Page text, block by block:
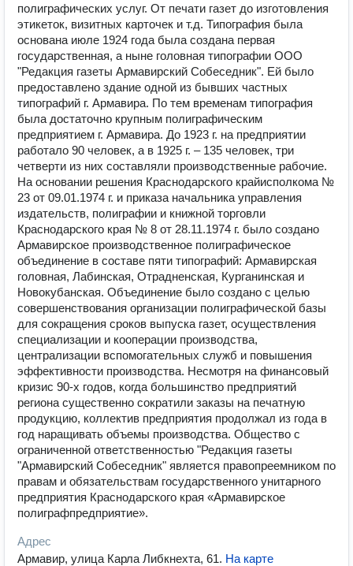
полиграфических услуг. От печати газет до изготовления
этикеток, визитных карточек и т.д. Типография была
основана июле 1924 года была создана первая
государственная, а ныне головная типографии ООО
"Редакция газеты Армавирский Собеседник". Ей было
предоставлено здание одной из бывших частных
типографий г. Армавира. По тем временам типография
была достаточно крупным полиграфическим
предприятием г. Армавира. До 1923 г. на предприятии
работало 90 человек, а в 1925 г. – 135 человек, три
четверти из них составляли производственные рабочие.
На основании решения Краснодарского крайисполкома №
23 от 09.01.1974 г. и приказа начальника управления
издательств, полиграфии и книжной торговли
Краснодарского края № 8 от 28.11.1974 г. было создано
Армавирское производственное полиграфическое
объединение в составе пяти типографий: Армавирская
головная, Лабинская, Отрадненская, Курганинская и
Новокубанская. Объединение было создано с целью
совершенствования организации полиграфической базы
для сокращения сроков выпуска газет, осуществления
специализации и кооперации производства,
централизации вспомогательных служб и повышения
эффективности производства. Несмотря на финансовый
кризис 90-х годов, когда большинство предприятий
региона существенно сократили заказы на печатную
продукцию, коллектив предприятия продолжал из года в
год наращивать объемы производства. Общество с
ограниченной ответственностью "Редакция газеты
"Армавирский Собеседник" является правопреемником по
правам и обязательствам государственного унитарного
предприятия Краснодарского края «Армавирское
полиграфпредприятие».
Адрес
Армавир, улица Карла Либкнехта, 61. На карте